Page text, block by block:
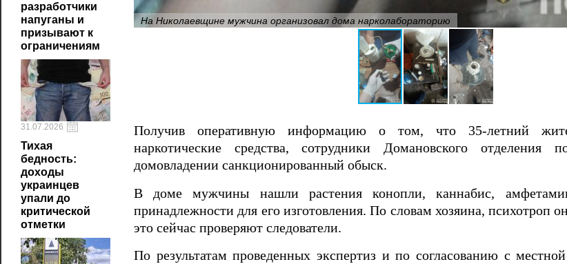
разработчики
напуганы и
призывают к
ограничениям
31.07.2026
Тихая
бедность:
доходы
украинцев
упали до
критической
отметки
На Николаевщине мужчина организовал дома нарколабораторию
Получив оперативную информацию о том, что 35-летний
наркотические средства, сотрудники Домановского
домовладении санкционированный обыск.
В доме мужчины нашли растения конопли, каннабис,
принадлежности для его изготовления. По словам хозяина, психотроп
это сейчас проверяют следователи.
По результатам проведенных экспертиз и по согласованию с